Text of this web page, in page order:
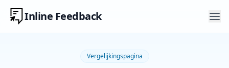
Inline Feedback
Vergelijkingspagina